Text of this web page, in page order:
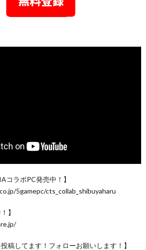
コラボPC発売中！】
5gamepc/cts_collab_shibuyaharu
】
稿してます！フォローお願いします！】